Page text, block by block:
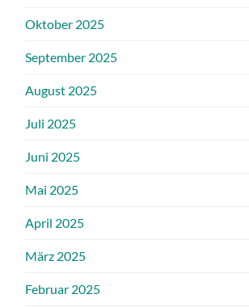
Oktober 2025
September 2025
August 2025
Juli 2025
Juni 2025
Mai 2025
April 2025
März 2025
Februar 2025